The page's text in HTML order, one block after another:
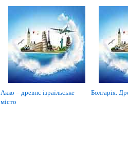
Акко – древнє ізраїльське
місто
Болгарія.